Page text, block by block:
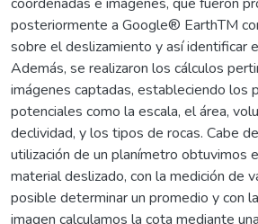
posteriormente a Google® EarthTM
sobre el deslizamiento y así identificar
Además, se realizaron los cálculos
imágenes captadas, estableciendo los
potenciales como la escala, el área,
declividad, y los tipos de rocas. Cabe
utilización de un planímetro obtuvimos
material deslizado, con la medición de
posible determinar un promedio y con
imagen calculamos la cota mediante